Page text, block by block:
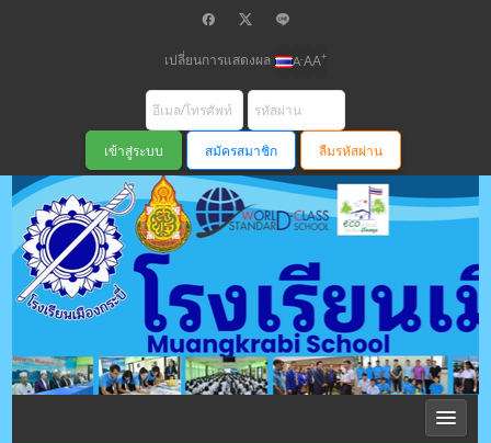
เปลี่ยนการแสดงผล A-AA+
สมัครสมาชิก ลืมรหัสผ่าน
โรงเรียนเมือง
กระบี่ สพม